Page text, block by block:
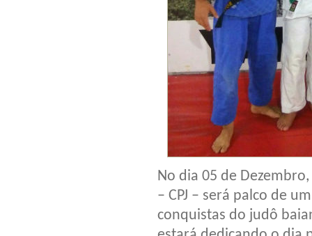
No dia 05 de
– CPJ – será palco de
conquistas do judô